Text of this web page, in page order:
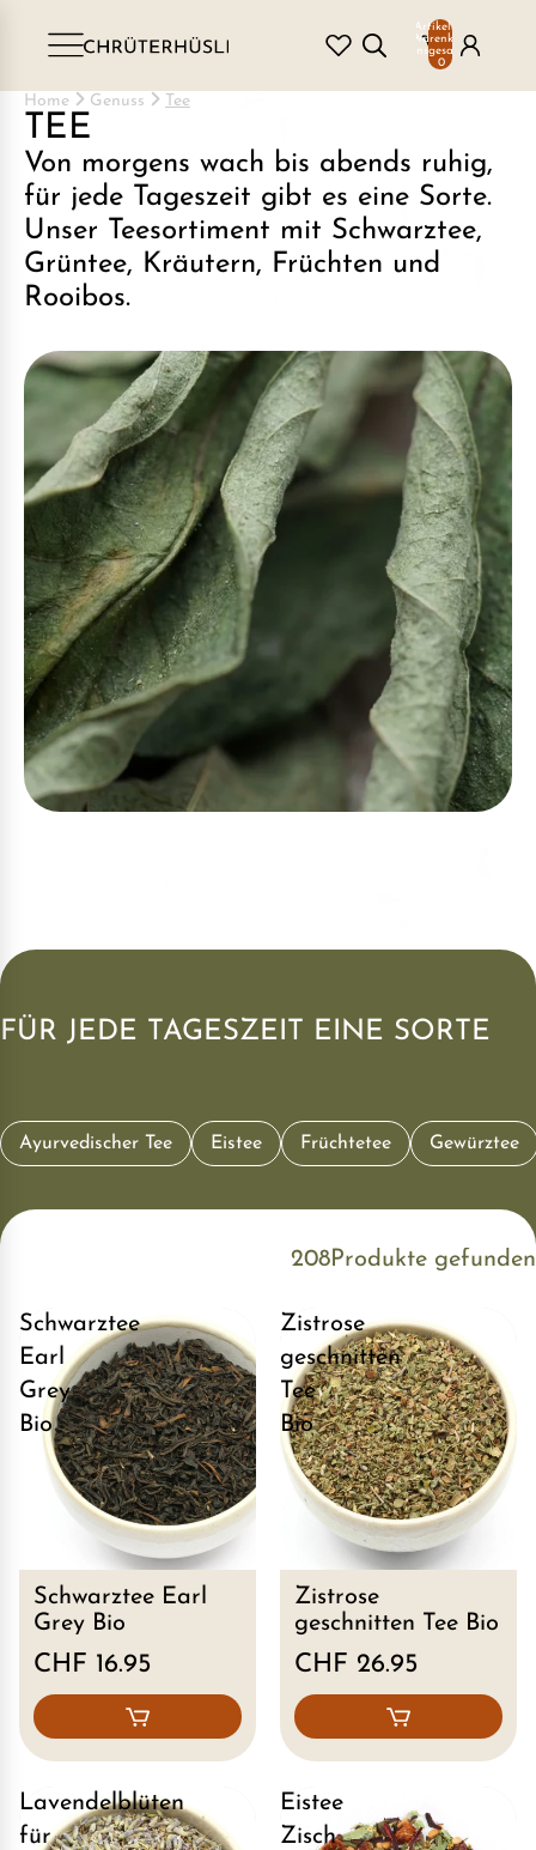
Artikel im
Warenkorb
insgesamt:
0
Home Genuss Tee
TEE
Von morgens wach bis abends ruhig,
für jede Tageszeit gibt es eine Sorte.
Unser Teesortiment mit Schwarztee,
Grüntee, Kräutern, Früchten und
Rooibos.
FÜR JEDE TAGESZEIT EINE SORTE
Ayurvedischer Tee Eistee Früchtetee Gewürztee
208Produkte gefunden
Schwarztee
Earl
Grey
Bio
Schwarztee Earl
Grey Bio
CHF 16.95
Zistrose
geschnitten
Tee
Bio
Zistrose
geschnitten Tee Bio
CHF 26.95
Lavendelblüten
für
Eistee
Zisch